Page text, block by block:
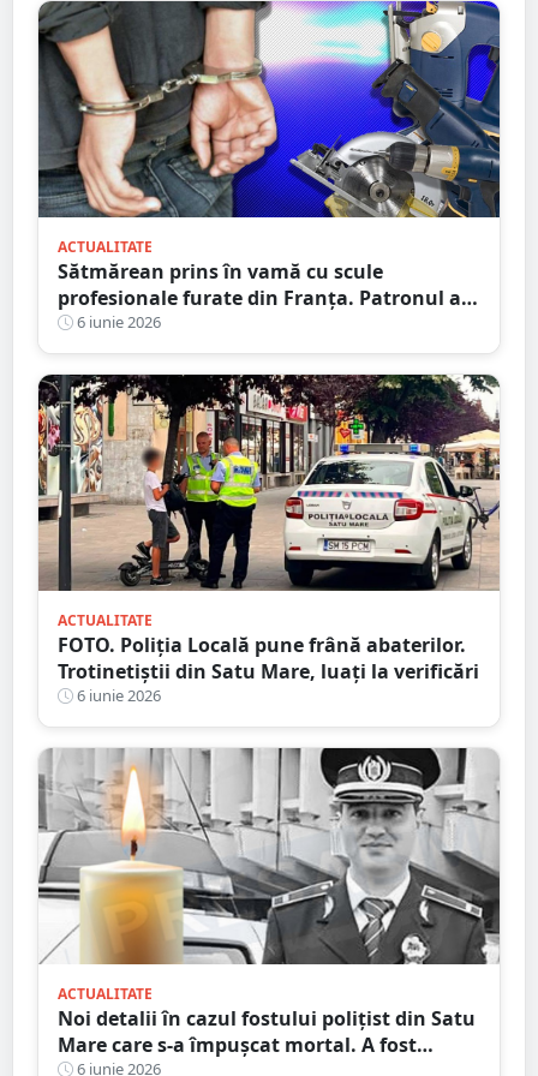
ACTUALITATE
Sătmărean prins în vamă cu scule
profesionale furate din Franța. Patronul a
dat alarma după ce oamenii au dispărut de
la muncă
6 iunie 2026
ACTUALITATE
FOTO. Poliția Locală pune frână abaterilor.
Trotinetiștii din Satu Mare, luați la verificări
6 iunie 2026
ACTUALITATE
Noi detalii în cazul fostului polițist din Satu
Mare care s-a împușcat mortal. A fost
6 iunie 2026